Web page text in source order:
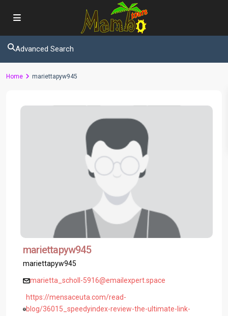
Advanced Search
Home mariettapyw945
mariettapyw945
mariettapyw945
marietta_scholl-5916@emailexpert.space
https://mensaceuta.com/read-
blog/36015_speedyindex-review-the-ultimate-link-